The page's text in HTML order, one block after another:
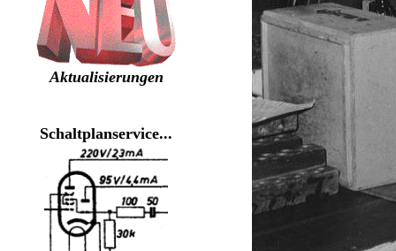
Aktualisierungen
Schaltplanservice...